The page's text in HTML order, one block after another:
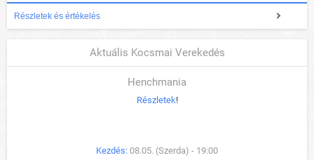
Részletek és értékelés
Aktuális Kocsmai Verekedés
Henchmania
Részletek!
Kezdés: 08.05. (Szerda) - 19:00